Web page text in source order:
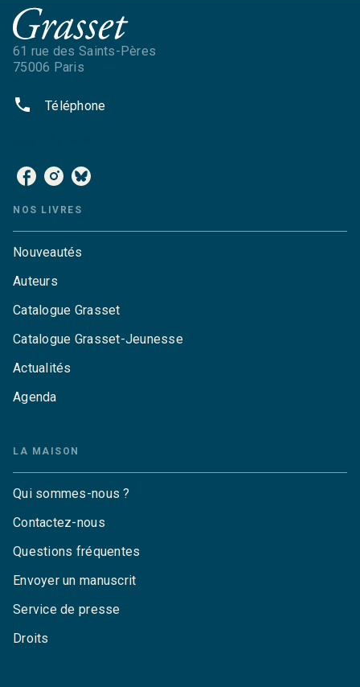
61 rue des Saints-Pères
75006 Paris
phone Téléphone
NOS LIVRES
Nouveautés
Auteurs
Catalogue Grasset
Catalogue Grasset-Jeunesse
Actualités
Agenda
LA MAISON
Qui sommes-nous ?
Contactez-nous
Questions fréquentes
Envoyer un manuscrit
Service de presse
Droits